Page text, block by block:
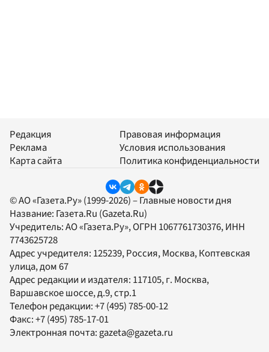
Редакция
Реклама
Карта сайта
Правовая информация
Условия использования
Политика конфиденциальности
© АО «Газета.Ру» (1999-2026) – Главные новости дня
Название: Газета.Ru (Gazeta.Ru)
Учредитель:АО «Газета.Ру», ОГРН 1067761730376, ИНН
7743625728
Адрес учредителя: 125239, Россия, Москва, Коптевская
улица, дом 67
Адрес редакции и издателя: 117105, г. Москва,
Варшавское шоссе, д.9, стр.1
Телефон редакции:+7 (495) 785-00-12
Факс:+7 (495) 785-17-01
Электронная почта:gazeta@gazeta.ru